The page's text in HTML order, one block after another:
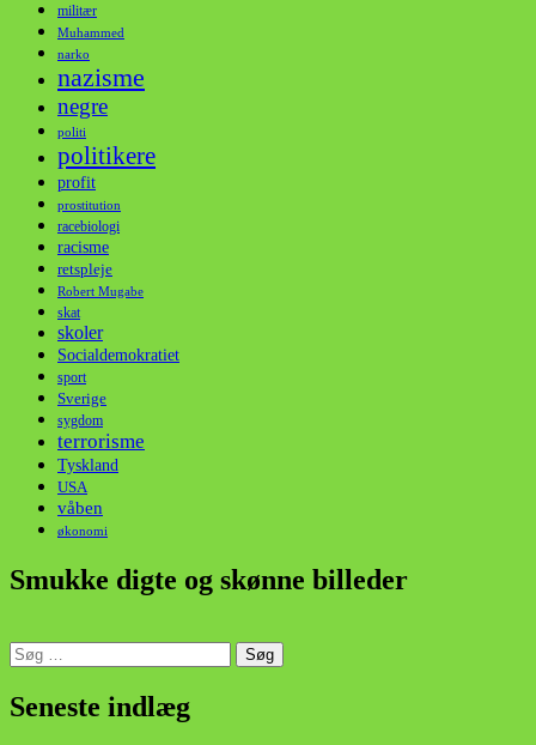
militær
Muhammed
narko
nazisme
negre
politi
politikere
profit
prostitution
racebiologi
racisme
retspleje
Robert Mugabe
skat
skoler
Socialdemokratiet
sport
Sverige
sygdom
terrorisme
Tyskland
USA
våben
økonomi
Smukke digte og skønne billeder
Søg
efter:
Seneste indlæg